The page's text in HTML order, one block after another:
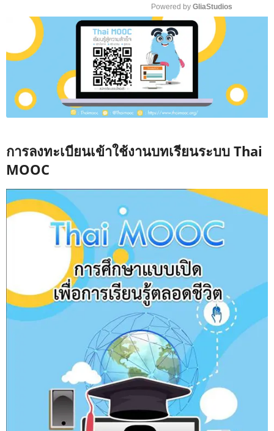
Powered by GliaStudios
การลงทะเบียนเข้าใช้งานบทเรียนระบบ Thai
MOOC